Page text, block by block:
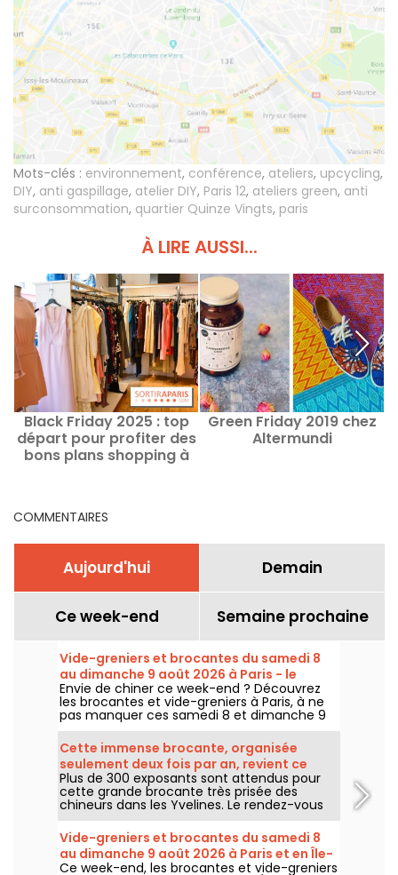
Mots-clés : environnement, conférence, ateliers, upcycling,
DIY, anti gaspillage, atelier DIY, Paris 12, ateliers green, anti
surconsommation, quartier Quinze Vingts, paris
À LIRE AUSSI...
Black Friday 2025 : top
départ pour profiter des
bons plans shopping à
Green Friday 2019 chez
Altermundi
COMMENTAIRES
Aujourd'hui Demain
Ce week-end Semaine prochaine
Vide-greniers et brocantes du samedi 8
au dimanche 9 août 2026 à Paris - le
programme du week-end
Envie de chiner ce week-end ? Découvrez
les brocantes et vide-greniers à Paris, à ne
pas manquer ces samedi 8 et dimanche 9
août 2026 pour faire le plein de bonnes
affaires.
Cette immense brocante, organisée
seulement deux fois par an, revient ce
week-end dans les Yvelines
Plus de 300 exposants sont attendus pour
cette grande brocante très prisée des
chineurs dans les Yvelines. Le rendez-vous
revient sous le parking du Carrefour de
Montesson le dimanche 9 août 2026.
Vide-greniers et brocantes du samedi 8
au dimanche 9 août 2026 à Paris et en Île-
de-France - le programme du week-end
Ce week-end, les brocantes et vide-greniers